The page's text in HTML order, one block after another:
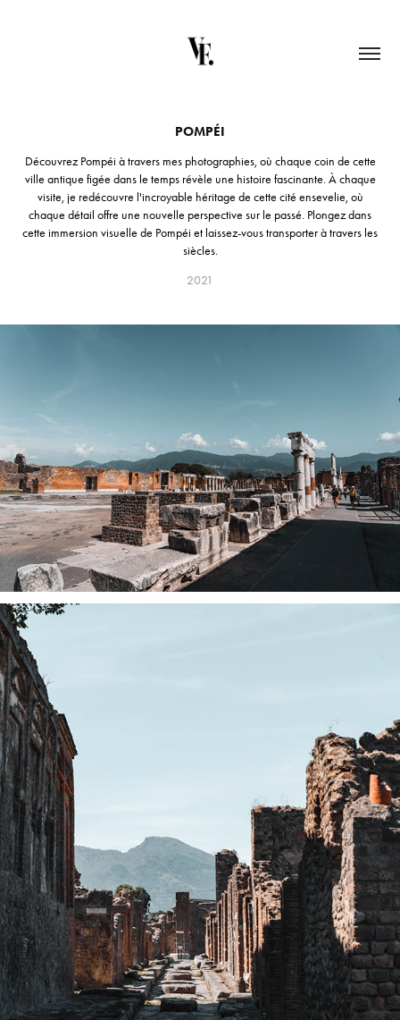
POMPÉI
Découvrez Pompéi à travers mes photographies, où chaque coin de cette
ville antique figée dans le temps révèle une histoire fascinante. À chaque
visite, je redécouvre l'incroyable héritage de cette cité ensevelie, où
chaque détail offre une nouvelle perspective sur le passé. Plongez dans
cette immersion visuelle de Pompéi et laissez-vous transporter à travers les
siècles.
2021